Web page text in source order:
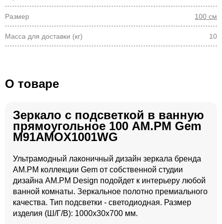
Размер 100 см
Масса для доставки (кг) 10
О товаре
Зеркало с подсветкой в ванную
прямоугольное 100 AM.PM Gem
M91AMOX1001WG
Ультрамодный лаконичный дизайн зеркала бренда
AM.PM коллекции Gem от собственной студии
дизайна AM.PM Design подойдет к интерьеру любой
ванной комнаты. Зеркальное полотно премиального
качества. Тип подсветки - светодиодная. Размер
изделия (Ш/Г/В): 1000x30x700 мм.